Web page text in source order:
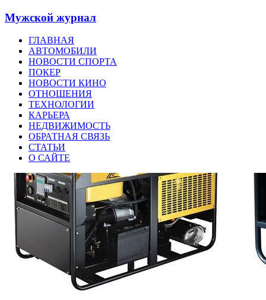
Мужской журнал
ГЛАВНАЯ
АВТОМОБИЛИ
НОВОСТИ СПОРТА
ПОКЕР
НОВОСТИ КИНО
ОТНОШЕНИЯ
ТЕХНОЛОГИИ
КАРЬЕРА
НЕДВИЖИМОСТЬ
ОБРАТНАЯ СВЯЗЬ
СТАТЬИ
О САЙТЕ